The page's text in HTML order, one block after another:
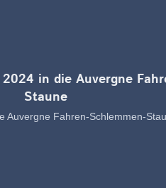
in die Auvergne
Staune
Auvergne Fahren-Schlemmen-